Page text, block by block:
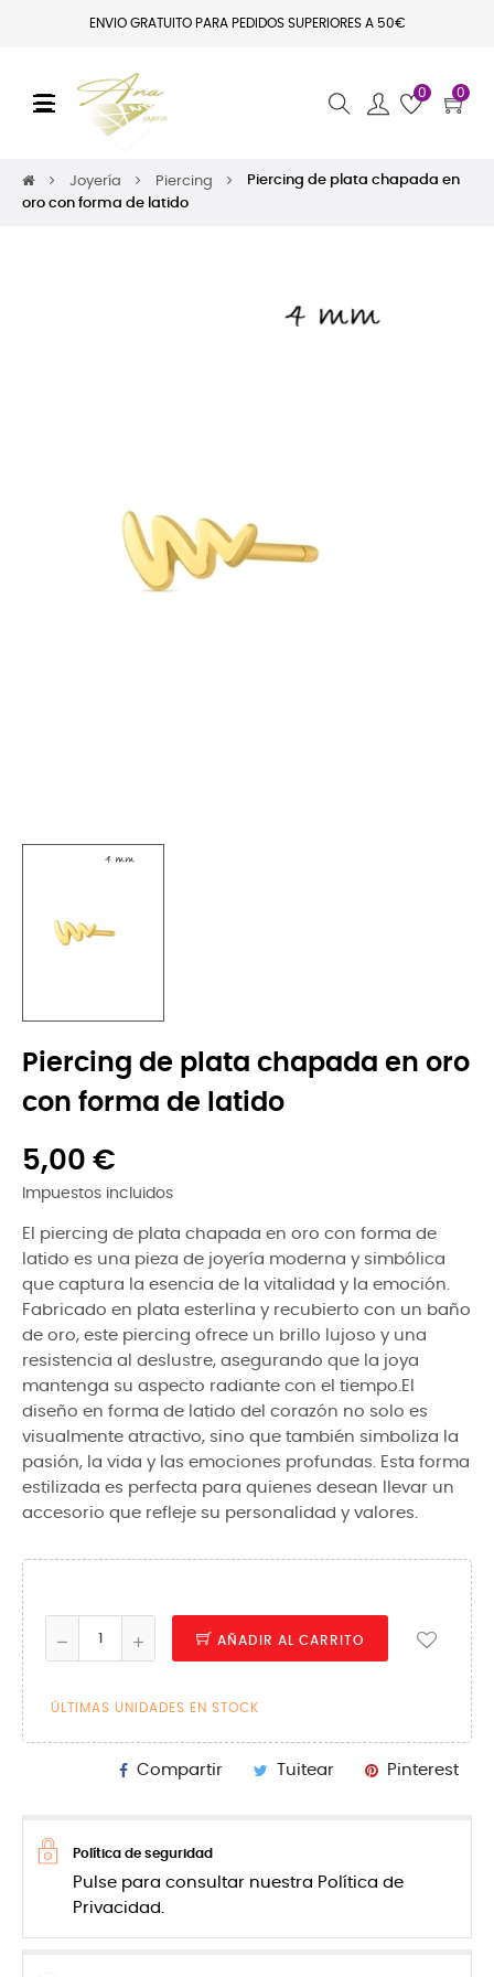
ENVIO GRATUITO PARA PEDIDOS SUPERIORES A 50€
Navegación de palanca
☰ 0 0
Joyería Piercing
Piercing de plata chapada en
oro con forma de latido
Piercing de plata chapada en oro
con forma de latido
5,00 €
Impuestos incluidos
El piercing de plata chapada en oro con forma de
latido es una pieza de joyería moderna y simbólica
que captura la esencia de la vitalidad y la emoción.
Fabricado en plata esterlina y recubierto con un baño
de oro, este piercing ofrece un brillo lujoso y una
resistencia al deslustre, asegurando que la joya
mantenga su aspecto radiante con el tiempo.El
diseño en forma de latido del corazón no solo es
visualmente atractivo, sino que también simboliza la
pasión, la vida y las emociones profundas. Esta forma
estilizada es perfecta para quienes desean llevar un
accesorio que refleje su personalidad y valores.
AÑADIR AL CARRITO
ÚLTIMAS UNIDADES EN STOCK
Compartir Tuitear Pinterest
Política de seguridad
Pulse para consultar nuestra Política de
Privacidad.